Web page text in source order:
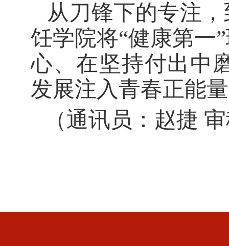
从刀锋下的专注
饪学院将“健康第一
心、在坚持付出中
发展注入青春正能
（通讯员：赵捷